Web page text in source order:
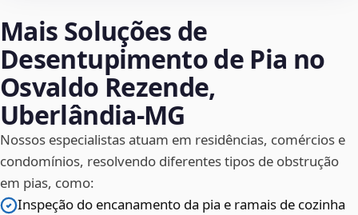
Mais Soluções de
Desentupimento de Pia no
Osvaldo Rezende,
Uberlândia‑MG
Nossos especialistas atuam em residências, comércios e
condomínios, resolvendo diferentes tipos de obstrução
em pias, como:
Inspeção do encanamento da pia e ramais de cozinha